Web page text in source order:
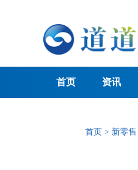
首页 资讯
首页 > 新零售